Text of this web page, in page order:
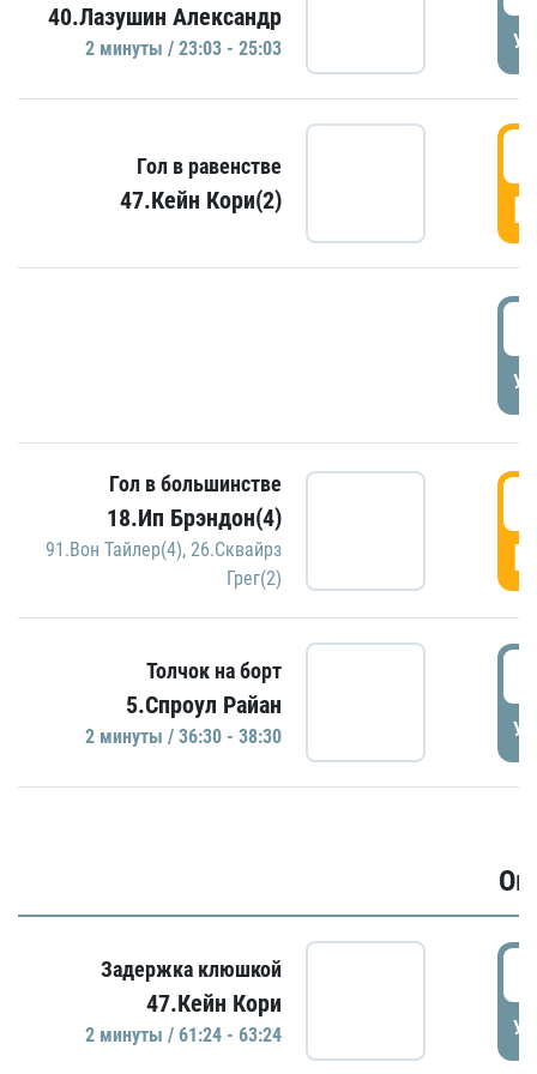
40.Лазушин Александр
2 минуты / 23:03 - 25:03
Гол в равенстве
47.Кейн Кори(2)
Гол в большинстве
18.Ип Брэндон(4)
91.Вон Тайлер(4), 26.Сквайрз
Грег(2)
Толчок на борт
5.Спроул Райан
2 минуты / 36:30 - 38:30
Задержка клюшкой
47.Кейн Кори
2 минуты / 61:24 - 63:24